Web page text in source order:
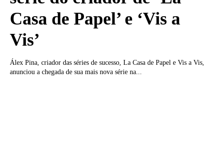
Casa de Papel’ e ‘Vis a
Vis’
Álex Pina, criador das séries de sucesso, La Casa de Papel e Vis a Vis,
anunciou a chegada de sua mais nova série na...